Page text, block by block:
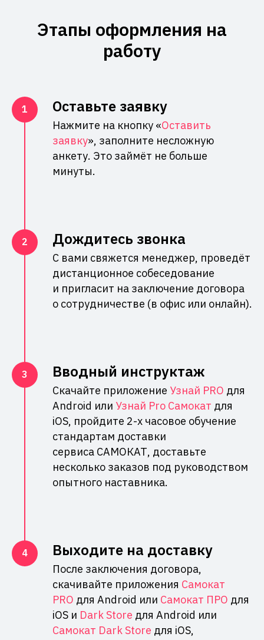
Этапы оформления на
работу
Оставьте заявку
Нажмите на кнопку «Оставить
заявку», заполните несложную
анкету. Это займёт не больше
минуты.
Дождитесь звонка
С вами свяжется менеджер, проведёт
дистанционное собеседование
и пригласит на заключение договора
о сотрудничестве (в офис или онлайн).
Вводный инструктаж
Скачайте приложение Узнай PRO для
Android или Узнай Pro Самокат для
iOS, пройдите 2-х часовое обучение
стандартам доставки
сервиса САМОКАТ, доставьте
несколько заказов под руководством
опытного наставника.
Выходите на доставку
После заключения договора,
скачивайте приложения Самокат
PRO для Android или Самокат ПРО для
iOS и Dark Store для Android или
Самокат Dark Store для iOS,